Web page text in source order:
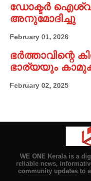
ഡോക്ടർ
അനുമോദിച്ചു
February 01, 2026
ഭർത്താവിന്റെ
ഭാര്യയും
February 02, 2025
WE ONE Kerala is a
reliable news,
community updates to